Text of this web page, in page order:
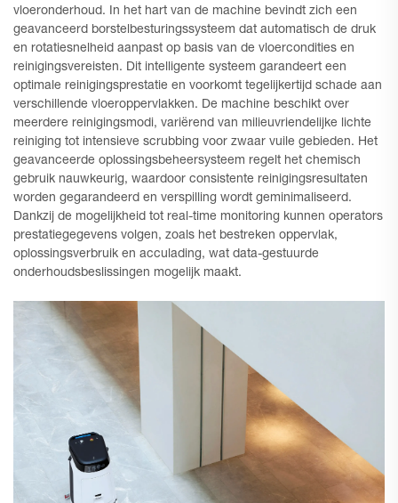
vloeronderhoud. In het hart van de machine bevindt zich een
geavanceerd borstelbesturingssysteem dat automatisch de druk
en rotatiesnelheid aanpast op basis van de vloercondities en
reinigingsvereisten. Dit intelligente systeem garandeert een
optimale reinigingsprestatie en voorkomt tegelijkertijd schade aan
verschillende vloeroppervlakken. De machine beschikt over
meerdere reinigingsmodi, variërend van milieuvriendelijke lichte
reiniging tot intensieve scrubbing voor zwaar vuile gebieden. Het
geavanceerde oplossingsbeheersysteem regelt het chemisch
gebruik nauwkeurig, waardoor consistente reinigingsresultaten
worden gegarandeerd en verspilling wordt geminimaliseerd.
Dankzij de mogelijkheid tot real-time monitoring kunnen operators
prestatiegegevens volgen, zoals het bestreken oppervlak,
oplossingsverbruik en acculading, wat data-gestuurde
onderhoudsbeslissingen mogelijk maakt.